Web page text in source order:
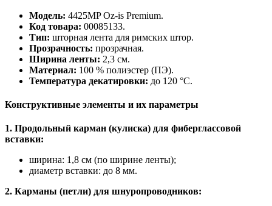
Модель: 4425MP Oz-is Premium.
Код товара: 00085133.
Тип: шторная лента для римских штор.
Прозрачность: прозрачная.
Ширина ленты: 2,3 см.
Материал: 100 % полиэстер (ПЭ).
Температура декатировки: до 120 °C.
Конструктивные элементы и их параметры
1. Продольный карман (кулиска) для фиберглассовой
вставки:
ширина: 1,8 см (по ширине ленты);
диаметр вставки: до 8 мм.
2. Карманы (петли) для шнуропроводников: